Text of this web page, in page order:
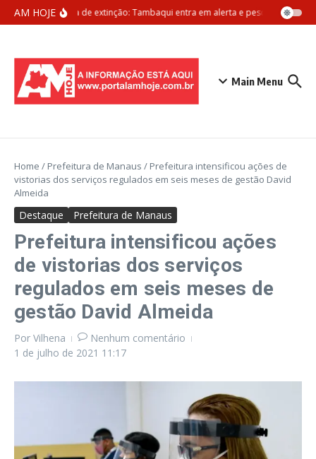
Ir para o conteúdo
AM HOJEAmeaça de extinção: Tambaqui entra em alerta e pesca pode ser
Main Menu
Home / Prefeitura de Manaus / Prefeitura intensificou ações de
vistorias dos serviços regulados em seis meses de gestão David
Almeida
Destaque Prefeitura de Manaus
Prefeitura intensificou ações
de vistorias dos serviços
regulados em seis meses de
gestão David Almeida
Por Vilhena
Nenhum comentário
1 de julho de 2021 11:17